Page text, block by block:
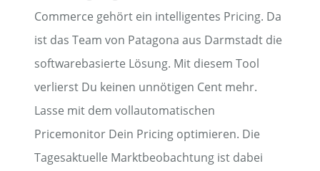
Commerce gehört ein intelligentes Pricing. Da
ist das Team von Patagona aus Darmstadt die
softwarebasierte Lösung. Mit diesem Tool
verlierst Du keinen unnötigen Cent mehr.
Lasse mit dem vollautomatischen
Pricemonitor Dein Pricing optimieren. Die
Tagesaktuelle Marktbeobachtung ist dabei